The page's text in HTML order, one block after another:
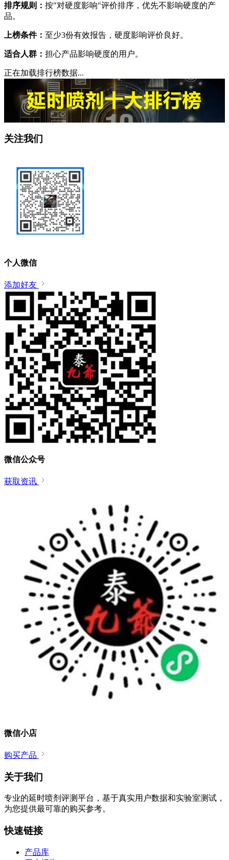
排序规则： 按"对硬度影响"评价排序，优先不影响硬度的产
品。
上榜条件： 至少3份有效报告，硬度影响评价良好。
适合人群： 担心产品影响硬度的用户。
正在加载排行榜数据...
关注我们
个人微信
添加好友
微信公众号
获取资讯
微信小店
购买产品
关于我们
专业的延时喷剂评测平台，基于真实用户数据和实验室测试，
为您提供最可靠的购买参考。
快速链接
产品库